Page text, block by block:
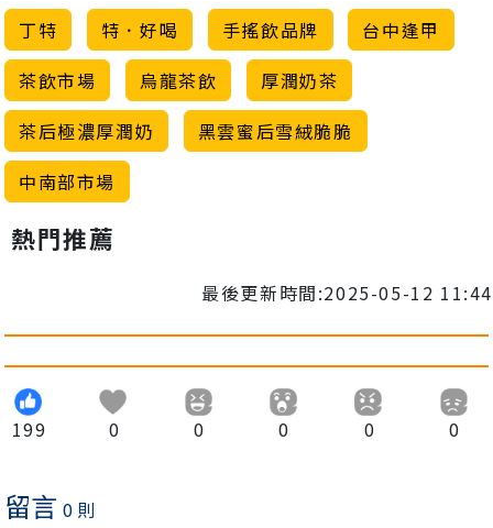
丁特 特．好喝 手搖飲品牌
台中逢甲
茶飲市場
烏龍茶飲
厚潤奶茶
茶后極濃厚潤奶
黑雲蜜后雪絨脆脆
中南部市場
熱門推薦
最後更新時間:2025-05-12 11:44
199 0 0 0 0 0